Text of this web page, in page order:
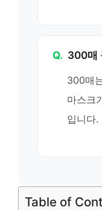
Q. 300매
300매
마스크
입니다.
Table of